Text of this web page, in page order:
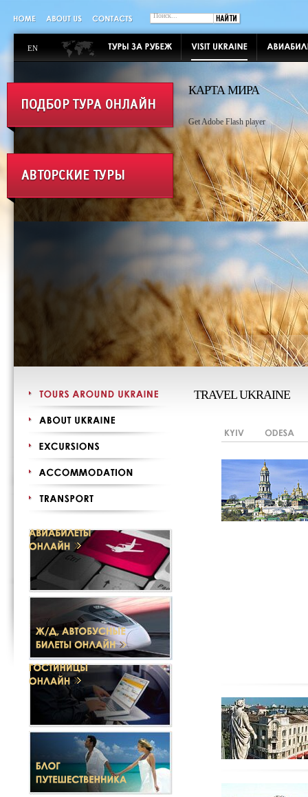
EN
КАРТА МИРА
Get Adobe Flash player
TRAVEL UKRAINE